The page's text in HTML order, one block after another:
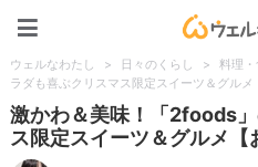
ウェルなわたし > 日々のくらし > 料理・
ラダも喜ぶクリスマス限定スイーツ＆グルメ
激かわ＆美味！「2foods
ス限定スイーツ＆グルメ【